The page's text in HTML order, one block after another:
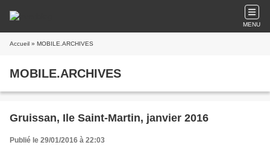
MENU
Accueil » MOBILE.ARCHIVES
MOBILE.ARCHIVES
Gruissan, Ile Saint-Martin, janvier 2016
Publié le 29/01/2016 à 22:03